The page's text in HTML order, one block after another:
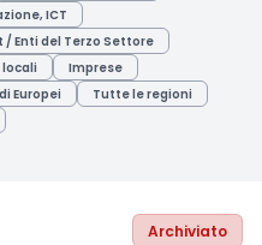
ICT
/ Enti del Terzo Settore
Imprese
Europei
Tutte le regioni
Archiviato